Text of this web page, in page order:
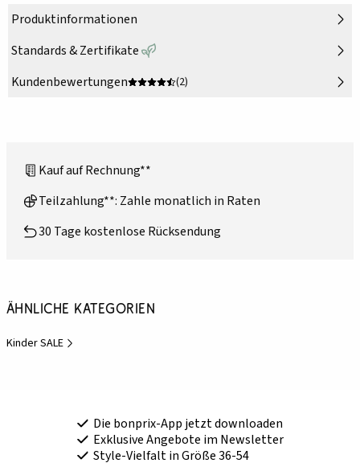
Produktinformationen
Standards & Zertifikate
Kundenbewertungen
(2)
Kauf auf Rechnung**
Teilzahlung**: Zahle monatlich in Raten
30 Tage kostenlose Rücksendung
Ähnliche Kategorien
Kinder SALE
Die bonprix-App jetzt downloaden
Exklusive Angebote im Newsletter
Style-Vielfalt in Größe 36-54